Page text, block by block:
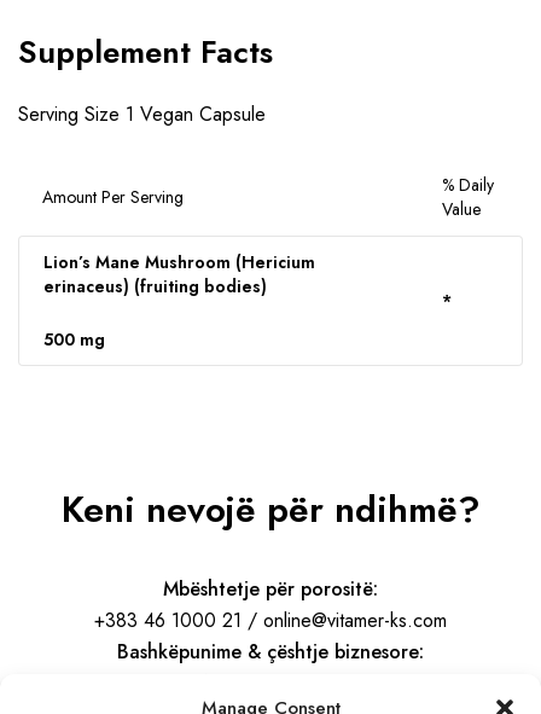
Manage Consent
Supplement Facts
Serving Size 1 Vegan Capsule
Amount Per Serving
% Daily
Value
Lion’s Mane Mushroom (Hericium
erinaceus) (fruiting bodies)
500 mg
*
Keni nevojë për ndihmë?
Mbështetje për porositë:
+383 46 1000 21 / online@vitamer-ks.com
Bashkëpunime & çështje biznesore: